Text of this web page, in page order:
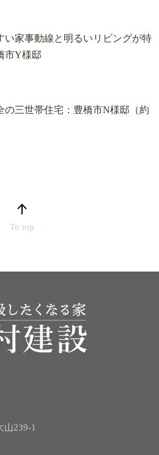
い家事動線と明るいリビングが特
市Y様邸
の三世帯住宅：豊橋市N様邸（約
To top
山239-1